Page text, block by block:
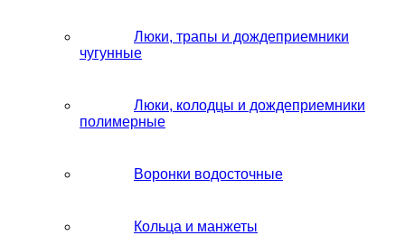
Люки, трапы и дождеприемники
чугунные
Люки, колодцы и дождеприемники
полимерные
Воронки водосточные
Кольца и манжеты